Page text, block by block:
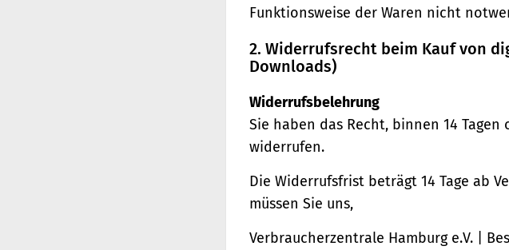
Funktionsweise der Waren nicht
2. Widerrufsrecht beim Kauf von
Downloads)
Widerrufsbelehrung
Sie haben das Recht, binnen 14
widerrufen.
Die Widerrufsfrist beträgt 14 Tage ab
müssen Sie uns,
Verbraucherzentrale Hamburg e.V. |